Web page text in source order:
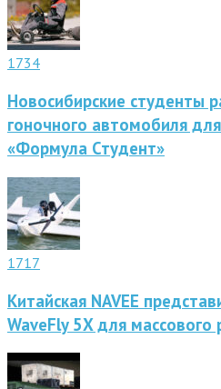
1734
Новосибирские студенты
гоночного автомобиля
«Формула Студент»
1717
Китайская NAVEE
WaveFly 5X для массового